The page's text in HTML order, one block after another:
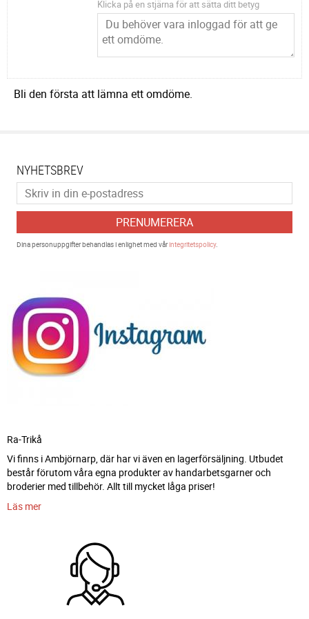
Klicka på en stjärna för att sätta ditt betyg
Bli den första att lämna ett omdöme.
NYHETSBREV
PRENUMERERA
Dina personuppgifter behandlas i enlighet med vårintegritetspolicy.
Ra-Trikå
Vi finns i Ambjörnarp, där har vi även en lagerförsäljning. Utbudet
består förutom våra egna produkter av handarbetsgarner och
broderier med tillbehör. Allt till mycket låga priser!
Läs mer